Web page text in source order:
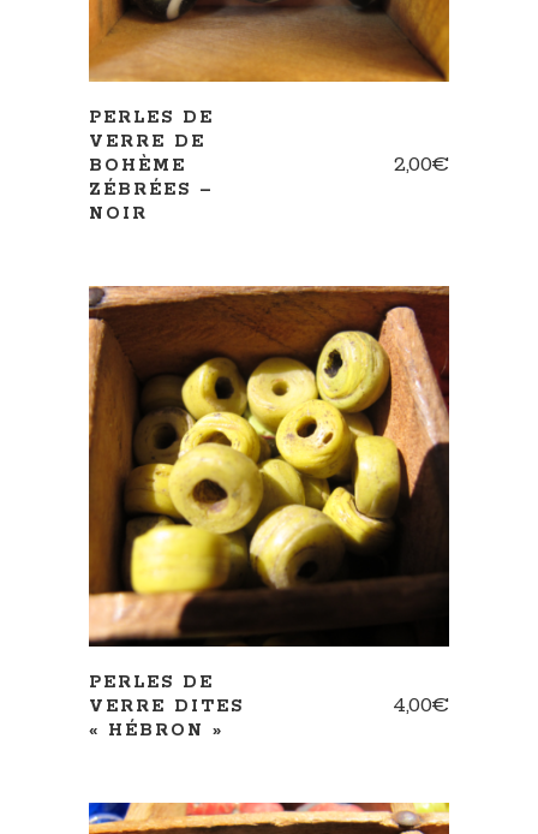
PERLES DE
VERRE DE
BOHÈME
ZÉBRÉES –
NOIR
2,00€
AJOUTER AU PANIER
PERLES DE
VERRE DITES
« HÉBRON »
4,00€